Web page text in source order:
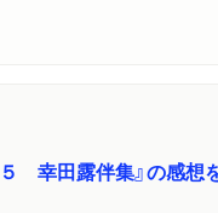
幸田露伴集』の感想